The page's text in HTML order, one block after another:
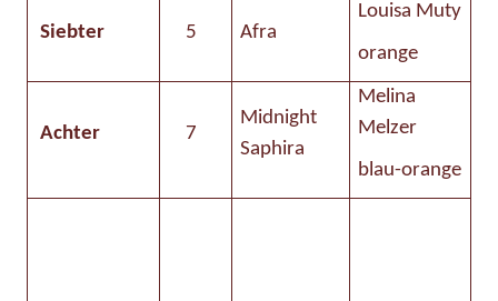
Siebter 5 Afra
Louisa Muty
orange
Achter 7
Midnight
Saphira
Melina
Melzer
blau-orange